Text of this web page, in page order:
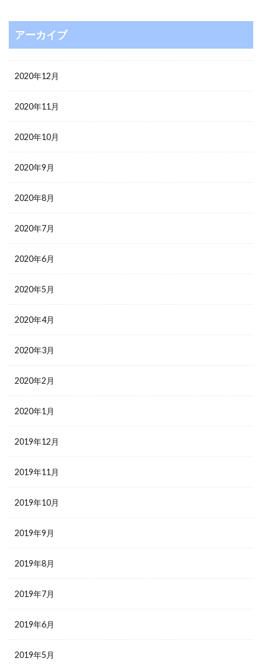
アーカイブ
2020年12月
2020年11月
2020年10月
2020年9月
2020年8月
2020年7月
2020年6月
2020年5月
2020年4月
2020年3月
2020年2月
2020年1月
2019年12月
2019年11月
2019年10月
2019年9月
2019年8月
2019年7月
2019年6月
2019年5月